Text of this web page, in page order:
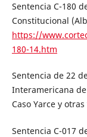
Sentencia C-180
Constitucional
https://
180-14.htm
Sentencia de 22
Interamericana
Caso Yarce y
Sentencia C-017